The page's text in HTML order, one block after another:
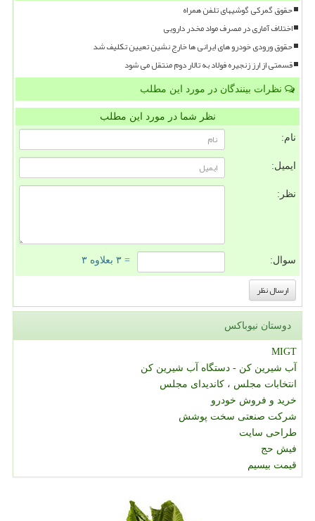
حقوق گمرکی گوشیهای تلفن همراه
اختلاف آماری در مصرف مواد مخدر دارویی
حقوق ورودی خودرو های ایرانی ها خارج نشین تعیین تکلیف شد
قسمتی از ارز زنجیره فولاد به تالار دوم منتقل می شود
نظرات بینندگان در مورد این مطلب
نظر شما در مورد این مطلب
نام:
ایمیل:
نظر:
سوال: = ۳ بعلاوه ۳
دوستان نیوباکس
MIGT
آب شیرین کن - دستگاه آب شیرین کن
انتخابات مجلس ، کاندیدای مجلس
خرید و فروش خودرو
شرکت صنعتی سخت پوشش
طراحی سایت
فیش حج
قیمت بیسیم